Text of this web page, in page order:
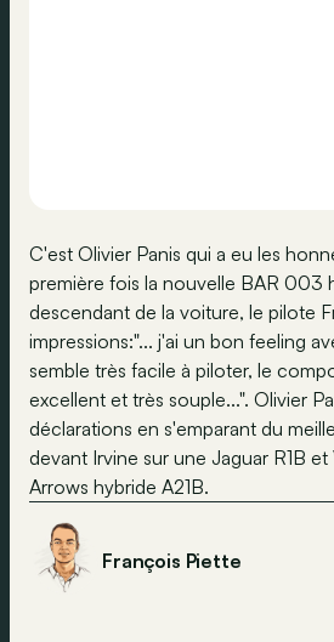
C'est Olivier Panis qui a eu les
première fois la nouvelle BAR 003
descendant de la voiture, le pilote
impressions:"... j'ai un bon feeling
semble très facile à piloter, le
excellent et très souple...". Olivier
déclarations en s'emparant du
devant Irvine sur une Jaguar R1B
Arrows hybride A21B.
François Piette